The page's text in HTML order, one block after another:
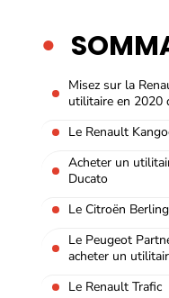
Misez sur la
utilitaire en 2020
Le Renault
Acheter un
Ducato
Le Citroën
Le Peugeot
acheter un
Le Renault Trafic